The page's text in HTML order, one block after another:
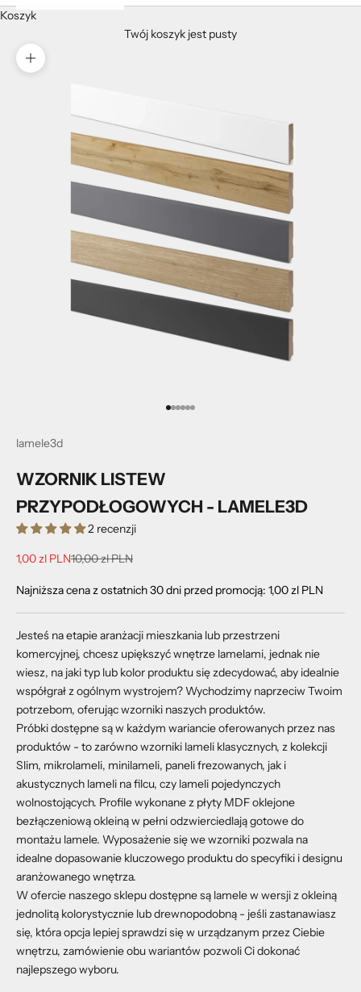
Koszyk
Twój koszyk jest pusty
Przybliż
Przejdź do 1
Przejdź do 2
Przejdź do 3
Przejdź do 4
Przejdź do 5
Przejdź do 6
lamele3d
WZORNIK LISTEW
PRZYPODŁOGOWYCH - LAMELE3D
2 recenzji
Cena promocyjna
1,00 zl PLNCena regularna
10,00 zl PLN
Najniższa cena z ostatnich 30 dni przed promocją: 1,00 zl PLN
Jesteś na etapie aranżacji mieszkania lub przestrzeni
komercyjnej, chcesz upiększyć wnętrze lamelami, jednak nie
wiesz, na jaki typ lub kolor produktu się zdecydować, aby idealnie
współgrał z ogólnym wystrojem? Wychodzimy naprzeciw Twoim
potrzebom, oferując wzorniki naszych produktów.
Próbki dostępne są w każdym wariancie oferowanych przez nas
produktów - to zarówno wzorniki lameli klasycznych, z kolekcji
Slim, mikrolameli, minilameli, paneli frezowanych, jak i
akustycznych lameli na filcu, czy lameli pojedynczych
wolnostojących. Profile wykonane z płyty MDF oklejone
bezłączeniową okleiną w pełni odzwierciedlają gotowe do
montażu lamele. Wyposażenie się we wzorniki pozwala na
idealne dopasowanie kluczowego produktu do specyfiki i designu
aranżowanego wnętrza.
W ofercie naszego sklepu dostępne są lamele w wersji z okleiną
jednolitą kolorystycznie lub drewnopodobną - jeśli zastanawiasz
się, która opcja lepiej sprawdzi się w urządzanym przez Ciebie
wnętrzu, zamówienie obu wariantów pozwoli Ci dokonać
najlepszego wyboru.